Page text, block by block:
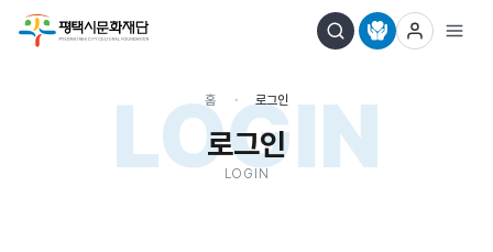
LOGIN
홈 로그인
로그인
LOGIN